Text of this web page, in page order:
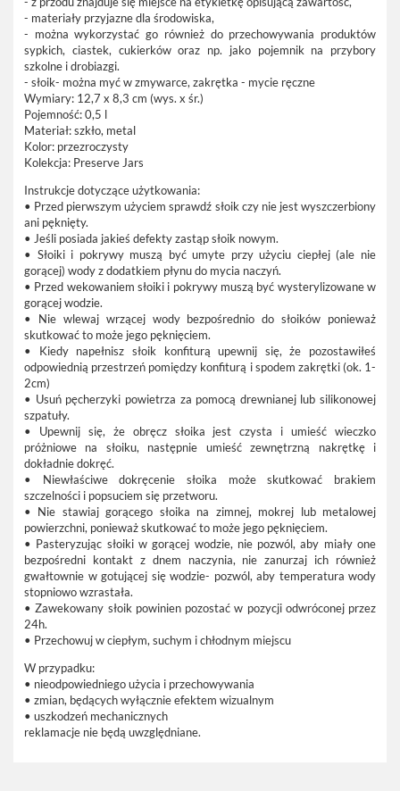
- materiały przyjazne dla środowiska,
- można wykorzystać go również do przechowywania produktów
sypkich, ciastek, cukierków oraz np. jako pojemnik na przybory
szkolne i drobiazgi.
- słoik- można myć w zmywarce, zakrętka - mycie ręczne
Wymiary: 12,7 x 8,3 cm (wys. x śr.)
Pojemność: 0,5 l
Materiał: szkło, metal
Kolor: przezroczysty
Kolekcja: Preserve Jars
Instrukcje dotyczące użytkowania:
• Przed pierwszym użyciem sprawdź słoik czy nie jest wyszczerbiony
ani pęknięty.
• Jeśli posiada jakieś defekty zastąp słoik nowym.
• Słoiki i pokrywy muszą być umyte przy użyciu ciepłej (ale nie
gorącej) wody z dodatkiem płynu do mycia naczyń.
• Przed wekowaniem słoiki i pokrywy muszą być wysterylizowane w
gorącej wodzie.
• Nie wlewaj wrzącej wody bezpośrednio do słoików ponieważ
skutkować to może jego pęknięciem.
• Kiedy napełnisz słoik konfiturą upewnij się, że pozostawiłeś
odpowiednią przestrzeń pomiędzy konfiturą i spodem zakrętki (ok. 1-
2cm)
• Usuń pęcherzyki powietrza za pomocą drewnianej lub silikonowej
szpatuły.
• Upewnij się, że obręcz słoika jest czysta i umieść wieczko
próżniowe na słoiku, następnie umieść zewnętrzną nakrętkę i
dokładnie dokręć.
• Niewłaściwe dokręcenie słoika może skutkować brakiem
szczelności i popsuciem się przetworu.
• Nie stawiaj gorącego słoika na zimnej, mokrej lub metalowej
powierzchni, ponieważ skutkować to może jego pęknięciem.
• Pasteryzując słoiki w gorącej wodzie, nie pozwól, aby miały one
bezpośredni kontakt z dnem naczynia, nie zanurzaj ich również
gwałtownie w gotującej się wodzie- pozwól, aby temperatura wody
stopniowo wzrastała.
• Zawekowany słoik powinien pozostać w pozycji odwróconej przez
24h.
• Przechowuj w ciepłym, suchym i chłodnym miejscu
W przypadku:
• nieodpowiedniego użycia i przechowywania
• zmian, będących wyłącznie efektem wizualnym
• uszkodzeń mechanicznych
reklamacje nie będą uwzględniane.